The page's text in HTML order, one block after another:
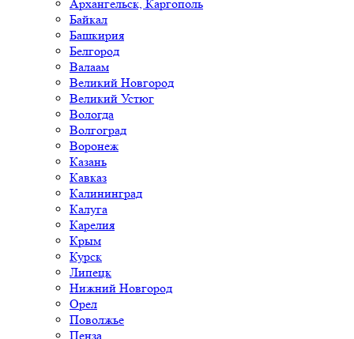
Архангельск, Каргополь
Байкал
Башкирия
Белгород
Валаам
Великий Новгород
Великий Устюг
Вологда
Волгоград
Воронеж
Казань
Кавказ
Калининград
Калуга
Карелия
Крым
Курск
Липецк
Нижний Новгород
Орел
Поволжье
Пенза